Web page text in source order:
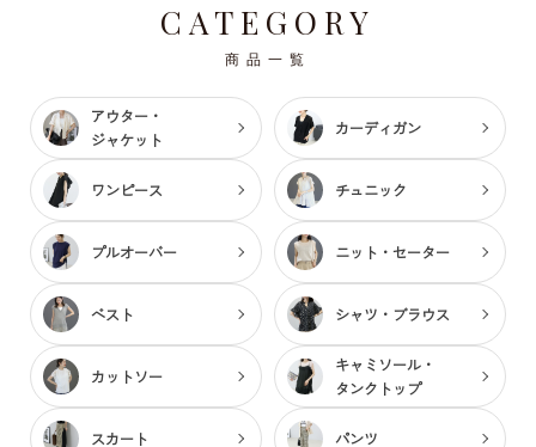
CATEGORY
商品一覧
アウター・
ジャケット
カーディガン
ワンピース チュニック
プルオーバー ニット・セーター
ベスト シャツ・ブラウス
カットソー
キャミソール・
タンクトップ
スカート パンツ